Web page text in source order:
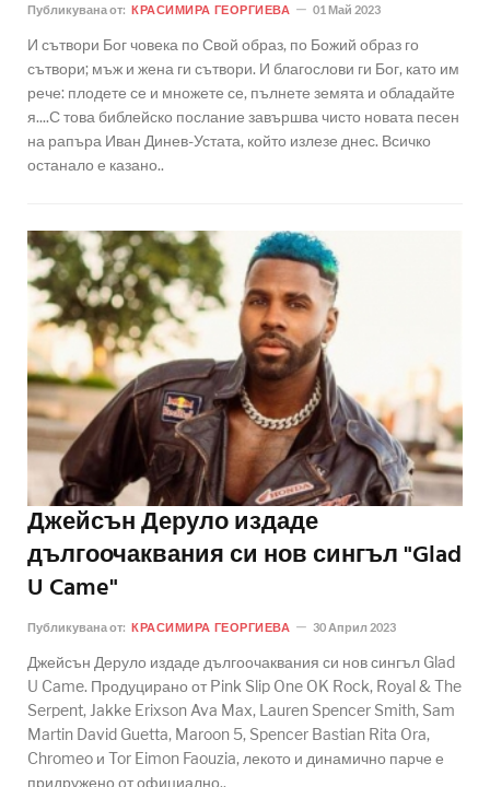
Публикувана от: КРАСИМИРА ГЕОРГИЕВА 01 Май 2023
И сътвори Бог човека по Свой образ, по Божий образ го
сътвори; мъж и жена ги сътвори. И благослови ги Бог, като им
рече: плодете се и множете се, пълнете земята и обладайте
я....С това библейско послание завършва чисто новата песен
на рапъра Иван Динев-Устата, който излезе днес. Всичко
останало е казано..
Джейсън Деруло издаде
дългоочаквания си нов сингъл "Glad
U Came"
Публикувана от: КРАСИМИРА ГЕОРГИЕВА 30 Април 2023
Джейсън Деруло издаде дългоочаквания си нов сингъл Glad
U Came. Продуцирано от Pink Slip One OK Rock, Royal & The
Serpent, Jakke Erixson Ava Max, Lauren Spencer Smith, Sam
Martin David Guetta, Maroon 5, Spencer Bastian Rita Ora,
Chromeo и Tor Eimon Faouzia, лекото и динамично парче е
придружено от официално..